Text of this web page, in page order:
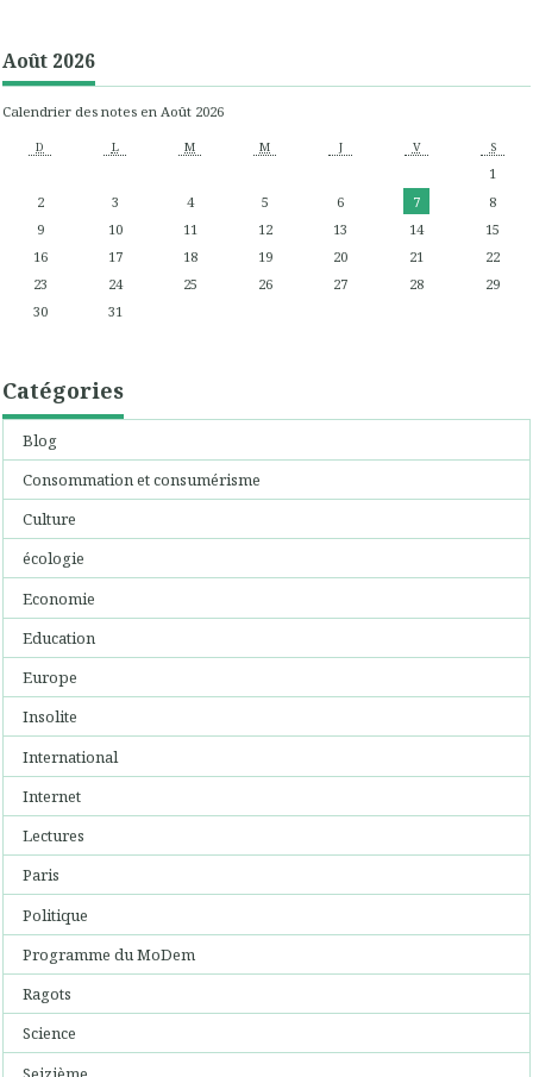
Août 2026
Calendrier des notes en Août 2026
D L M M J V S
1
2
3 4 5 6 7
8
9
10 11 12 13 14
15
16
17 18 19 20 21
22
23
24 25 26 27 28
29
30
31
Catégories
Blog
Consommation et consumérisme
Culture
écologie
Economie
Education
Europe
Insolite
International
Internet
Lectures
Paris
Politique
Programme du MoDem
Ragots
Science